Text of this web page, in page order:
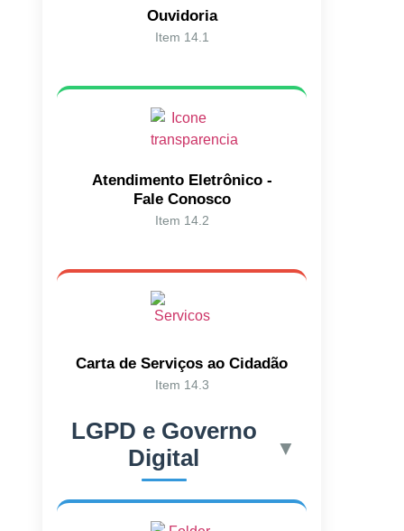
Ouvidoria
Item 14.1
Atendimento Eletrônico -
Fale Conosco
Item 14.2
Carta de Serviços ao Cidadão
Item 14.3
LGPD e Governo
Digital
▼